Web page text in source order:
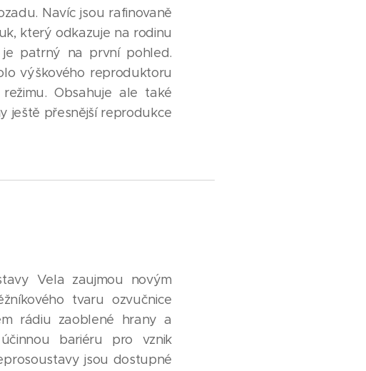
Navíc jsou rafinovaně
který odkazuje na rodinu
je patrný na první pohled.
výškového reproduktoru
Obsahuje ale také
ještě přesnější reprodukce
Vela zaujmou novým
tvaru ozvučnice
rádiu zaoblené hrany a
bariéru pro vznik
jsou dostupné